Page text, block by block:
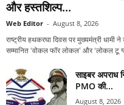
और हस्तशिल्प...
Web Editor - August 8, 2026
राष्ट्रीय हथकरघा दिवस पर मुख्यमंत्री धामी
सम्मानित ‘वोकल फॉर लोकल’ और ‘लोकल टू
साइबर अपराध
PMO की...
August 8, 2026